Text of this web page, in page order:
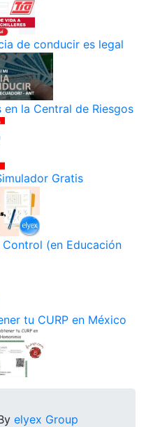
de conducir es legal
la Central de Riesgos
Gratis
(en Educación
tu CURP en México
elyex Group